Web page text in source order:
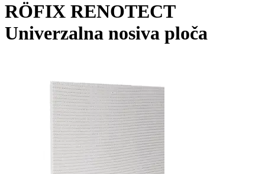
RÖFIX RENOTECT
Univerzalna nosiva ploča